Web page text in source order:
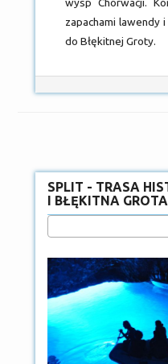
wysp Chorwacji.
zapachami lawendy
do Błękitnej Groty.
SPLIT - TRASA
I BŁĘKITNA GROTA